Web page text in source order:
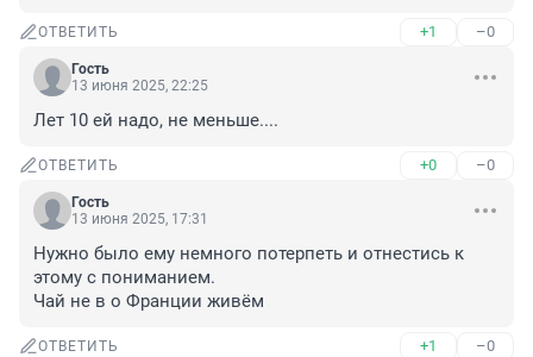
ОТВЕТИТЬ +1 –0
Гость
13 июня 2025, 22:25
Лет 10 ей надо, не меньше....
ОТВЕТИТЬ +0 –0
Гость
13 июня 2025, 17:31
Нужно было ему немного потерпеть и отнестись к
этому с пониманием.
Чай не в о Франции живём
ОТВЕТИТЬ +1 –0